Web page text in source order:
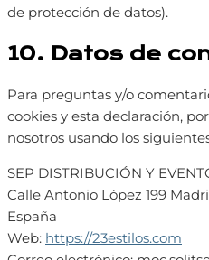
de protección de datos).
10. Datos de
Para preguntas y/o
cookies y esta declaración,
nosotros usando los
SEP DISTRIBUCIÓN Y
Calle Antonio López 199
España
Web: https://23estilos.com